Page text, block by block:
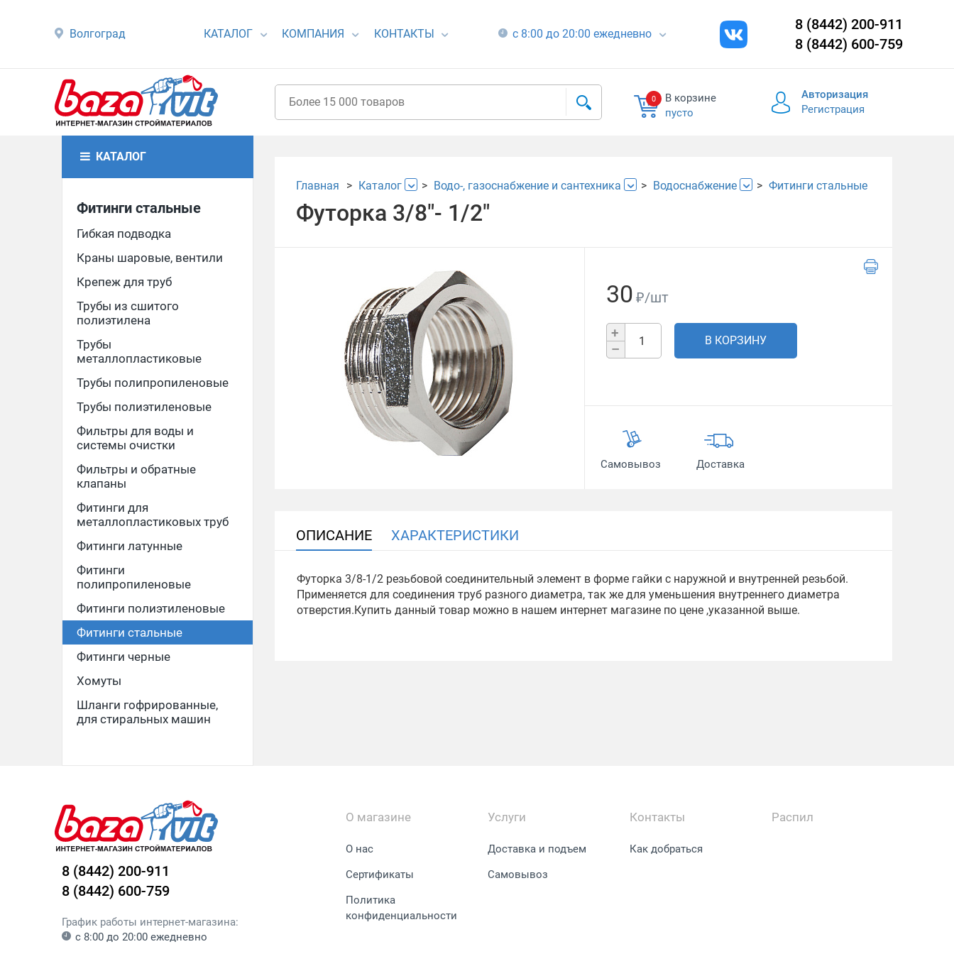
Волгоград КАТАЛОГ КОМПАНИЯ КОНТАКТЫ с 8:00 до 20:00 ежедневно
8 (8442) 200-911
8 (8442) 600-759
0
В корзине
пусто
Авторизация
Регистрация
КАТАЛОГ
Фитинги стальные
Гибкая подводка
Краны шаровые, вентили
Крепеж для труб
Трубы из сшитого
полиэтилена
Трубы
металлопластиковые
Трубы полипропиленовые
Трубы полиэтиленовые
Фильтры для воды и
системы очистки
Фильтры и обратные
клапаны
Фитинги для
металлопластиковых труб
Фитинги латунные
Фитинги
полипропиленовые
Фитинги полиэтиленовые
Фитинги стальные
Фитинги черные
Хомуты
Шланги гофрированные,
для стиральных машин
Главная Каталог Водо-, газоснабжение и сантехника Водоснабжение Фитинги стальные
Футорка 3/8"- 1/2"
30 ₽/шт
+
–
В КОРЗИНУ
Самовывоз Доставка
ОПИСАНИЕ ХАРАКТЕРИСТИКИ
Футорка 3/8-1/2 резьбовой соединительный элемент в форме гайки с наружной и внутренней резьбой.
Применяется для соединения труб разного диаметра, так же для уменьшения внутреннего диаметра
отверстия.Купить данный товар можно в нашем интернет магазине по цене ,указанной выше.
8 (8442) 200-911
8 (8442) 600-759
График работы интернет-магазина:
с 8:00 до 20:00 ежедневно
О магазине
О нас
Сертификаты
Политика
конфиденциальности
Услуги
Доставка и подъем
Самовывоз
Контакты
Как добраться
Распил